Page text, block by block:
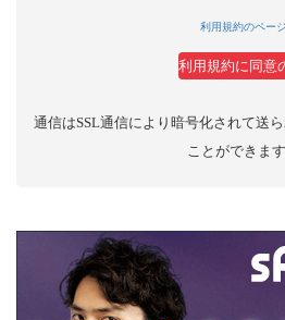
利用規約のページ
通信はSSL通信により暗号化されて送
ことができます